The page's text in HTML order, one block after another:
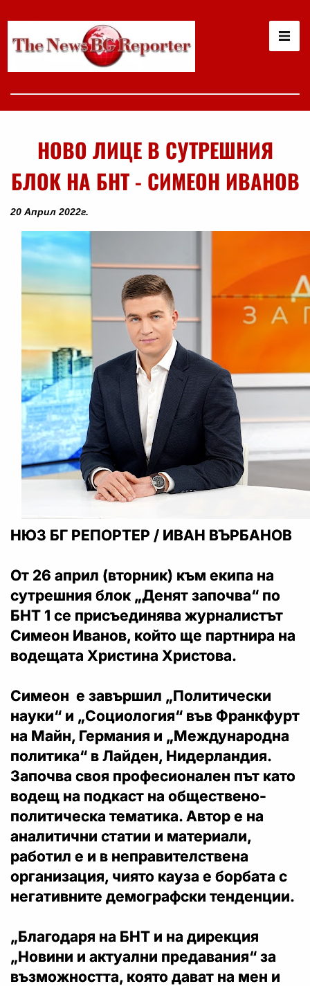
НОВО ЛИЦЕ В СУТРЕШНИЯ
БЛОК НА БНТ - СИМЕОН ИВАНОВ
20 Април 2022г.
НЮЗ БГ РЕПОРТЕР / ИВАН ВЪРБАНОВ
От 26 април (вторник) към екипа на
сутрешния блок „Денят започва“ по
БНТ 1 се присъединява журналистът
Симеон Иванов, който ще партнира на
водещата Христина Христова.
Симеон е завършил „Политически
науки“ и „Социология“ във Франкфурт
на Майн, Германия и „Международна
политика“ в Лайден, Нидерландия.
Започва своя професионален път като
водещ на подкаст на обществено-
политическа тематика. Автор е на
аналитични статии и материали,
работил е и в неправителствена
организация, чиято кауза е борбата с
негативните демографски тенденции.
„Благодаря на БНТ и на дирекция
„Новини и актуални предавания“ за
възможността, която дават на мен и